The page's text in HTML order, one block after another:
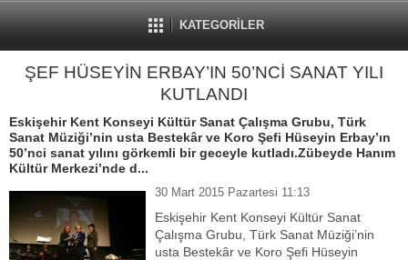
KATEGORİLER
ŞEF HÜSEYİN ERBAY’IN 50’NCİ SANAT YILI
KUTLANDI
Eskişehir Kent Konseyi Kültür Sanat Çalışma Grubu, Türk
Sanat Müziği’nin usta Bestekâr ve Koro Şefi Hüseyin Erbay’ın
50’nci sanat yılını görkemli bir geceyle kutladı.Zübeyde Hanım
Kültür Merkezi’nde d...
30 Mart 2015 Pazartesi 11:13
Eskişehir Kent Konseyi Kültür Sanat
Çalışma Grubu, Türk Sanat Müziği’nin
usta Bestekâr ve Koro Şefi Hüseyin